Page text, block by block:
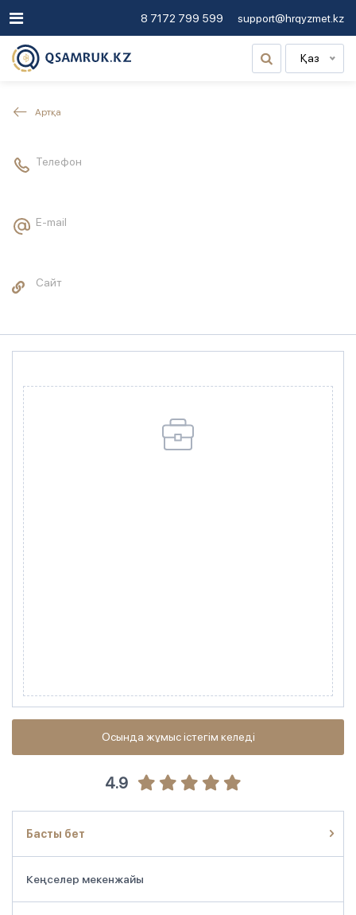
8 7172 799 599 support@hrqyzmet.kz
Қаз
Артқа
Телефон
E-mail
Сайт
Осында жұмыс істегім келеді
4.9
Басты бет
Кеңселер мекенжайы